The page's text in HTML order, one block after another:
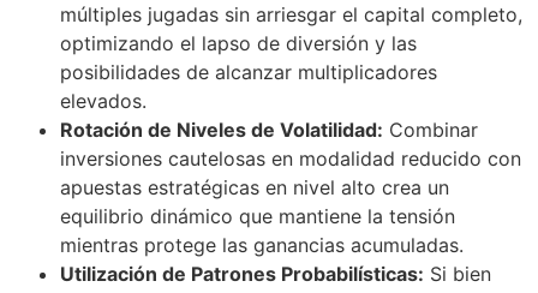
múltiples jugadas sin arriesgar el capital completo,
optimizando el lapso de diversión y las
posibilidades de alcanzar multiplicadores
elevados.
Rotación de Niveles de Volatilidad: Combinar
inversiones cautelosas en modalidad reducido con
apuestas estratégicas en nivel alto crea un
equilibrio dinámico que mantiene la tensión
mientras protege las ganancias acumuladas.
Utilización de Patrones Probabilísticas: Si bien